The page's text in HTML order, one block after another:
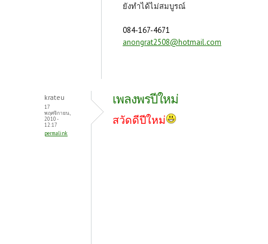
ยังทำได้ไม่สมบูรณ์
084-167-4671
anongrat2508@hotmail.com
krateu
17
พฤศจิกายน,
2010 -
12:17
permalink
เพลงพรปีใหม่
สวัดดีปีใหม่